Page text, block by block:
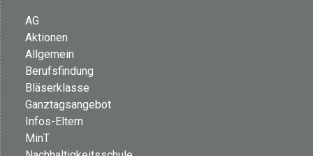
AG
Aktionen
Allgemein
Berufsfindung
Bläserklasse
Ganztagsangebot
Infos-Eltern
MinT